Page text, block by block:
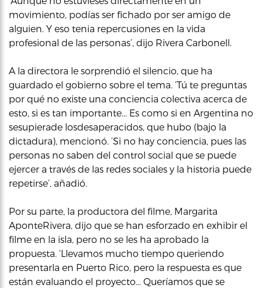
movimiento, podías ser fichado por ser amigo de
alguien. Y eso tenia repercusiones en la vida
profesional de las personas’, dijo Rivera Carbonell.
A la directora le sorprendió el silencio, que ha
guardado el gobierno sobre el tema. ‘Tú te preguntas
por qué no existe una conciencia colectiva acerca de
esto, si es tan importante… Es como si en Argentina no
sesupierade losdesaperacidos, que hubo (bajo la
dictadura), mencionó. ‘Si no hay conciencia, pues las
personas no saben del control social que se puede
ejercer a través de las redes sociales y la historia puede
repetirse’, añadió.
Por su parte, la productora del filme, Margarita
AponteRivera, dijo que se han esforzado en exhibir el
filme en la isla, pero no se les ha aprobado la
propuesta. ‘Llevamos mucho tiempo queriendo
presentarla en Puerto Rico, pero la respuesta es que
están evaluando el proyecto… Queríamos que se